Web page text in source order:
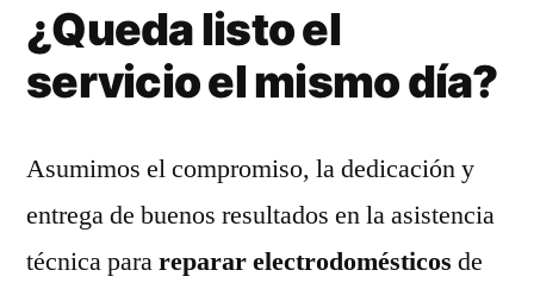
¿Queda listo el
servicio el mismo día?
Asumimos el compromiso, la dedicación y
entrega de buenos resultados en la asistencia
técnica parareparar electrodomésticos de